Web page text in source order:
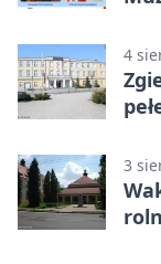
4
3